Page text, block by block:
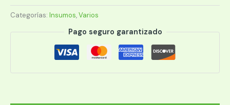
1500-
580-
IN
Categorías: Insumos,Varios
Pago seguro garantizado